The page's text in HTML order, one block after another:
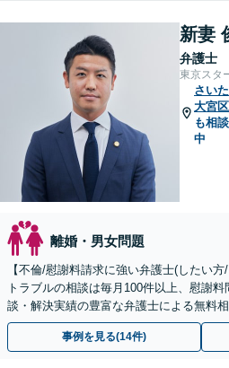
新妻
弁護士
東京スタ
さい
大宮区
も相
中
離婚・男女問題
【不倫/慰謝料請求に強い弁護士(したい
トラブルの相談は毎月100件以上、慰謝
談・解決実績の豊富な弁護士による無料
倫相談は初回0円】【関東エリア全域対応
事例を見る(14件)